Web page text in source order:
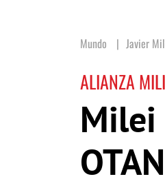
Mundo Javier
ALIANZA
Milei